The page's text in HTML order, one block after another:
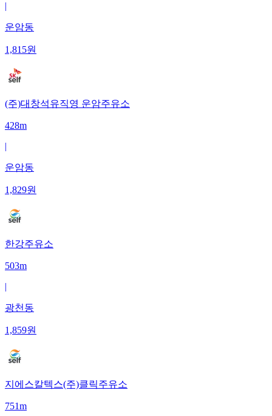
|
운암동
1,815원
(주)대창석유직영 운암주유소
428m
|
운암동
1,829원
한강주유소
503m
|
광천동
1,859원
지에스칼텍스(주)클릭주유소
751m